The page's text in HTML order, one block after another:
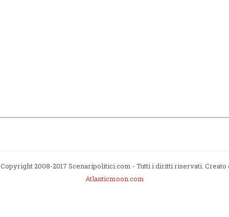
2008-2017 Scenaripolitici.com - Tutti i diritti riservati. Creato
Atlanticmoon.com